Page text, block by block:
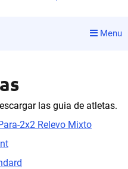
Menu
las guia de atletas.
2x2 Relevo Mixto